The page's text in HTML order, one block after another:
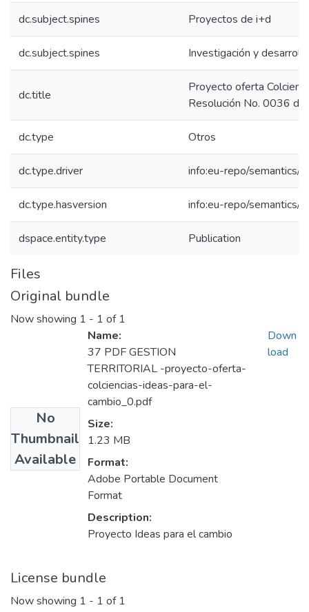
dc.subject.spines Proyectos de i+d
dc.subject.spines Investigación y desarrollo
dc.title
Proyecto oferta
Resolución No. 0036
dc.type Otros
dc.type.driver info:eu-repo/semantics/
dc.type.hasversion info:eu-repo/semantics/
dspace.entity.type Publication
Files
Original bundle
Now showing 1 - 1 of 1
No
Thumbnail
Available
Name:
37 PDF GESTION
TERRITORIAL -proyecto-oferta-
colciencias-ideas-para-el-
cambio_0.pdf
Size:
1.23 MB
Format:
Adobe Portable Document
Format
Description:
Proyecto Ideas para el cambio
Down
load
License bundle
Now showing 1 - 1 of 1